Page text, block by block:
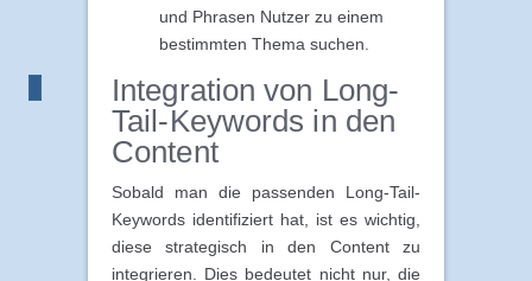
und Phrasen Nutzer zu einem
bestimmten Thema suchen.
Integration von Long-
Tail-Keywords in den
Content
Sobald man die passenden Long-Tail-
Keywords identifiziert hat, ist es wichtig,
diese strategisch in den Content zu
integrieren. Dies bedeutet nicht nur, die